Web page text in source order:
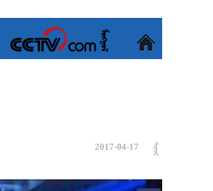

2017-04-17